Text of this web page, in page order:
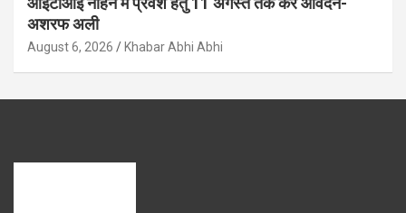
अशरफ अली
August 6, 2026 Khabar Abhi Abhi